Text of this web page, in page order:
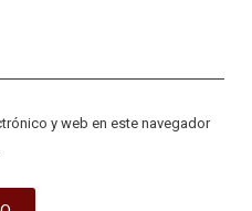
y web en este navegador